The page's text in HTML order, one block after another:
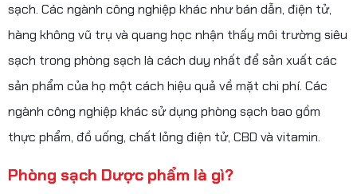
sạch. Các ngành công nghiệp khác như bán dẫn, điện tử,
hàng không vũ trụ và quang học nhận thấy môi trường siêu
sạch trong phòng sạch là cách duy nhất để sản xuất các
sản phẩm của họ một cách hiệu quả về mặt chi phí. Các
ngành công nghiệp khác sử dụng phòng sạch bao gồm
thực phẩm, đồ uống, chất lỏng điện tử, CBD và vitamin.
Phòng sạch Dược phẩm là gì?